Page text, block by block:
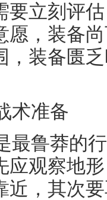
要立刻评
愿，装备
，装备匮
术准备
最鲁莽的
应观察地
近，其次